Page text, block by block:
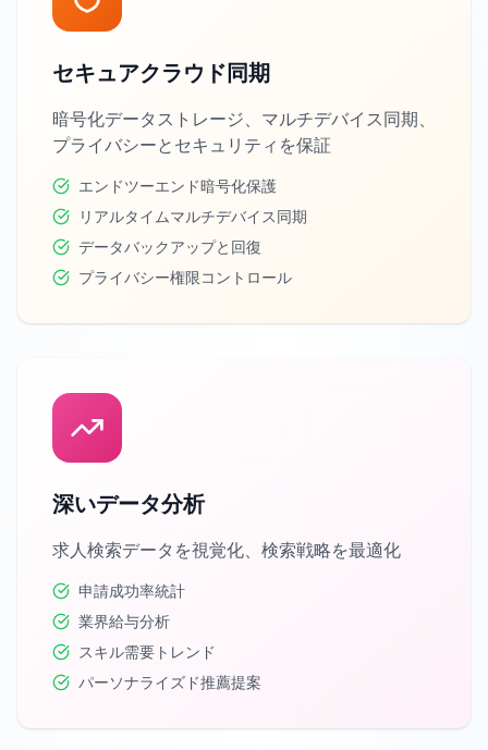
セキュアクラウド同期
暗号化データストレージ、マルチデバイス同期、
プライバシーとセキュリティを保証
エンドツーエンド暗号化保護
リアルタイムマルチデバイス同期
データバックアップと回復
プライバシー権限コントロール
深いデータ分析
求人検索データを視覚化、検索戦略を最適化
申請成功率統計
業界給与分析
スキル需要トレンド
パーソナライズド推薦提案